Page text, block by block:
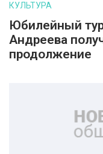
КУЛЬТУРА
Юбилейный
Андреева
продолжение